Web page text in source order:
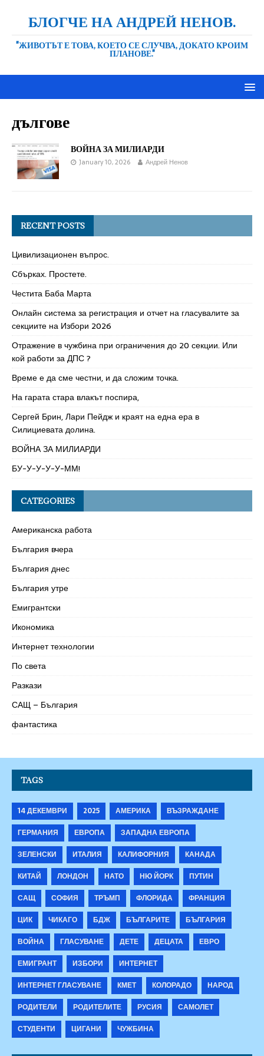
БЛОГЧЕ НА АНДРЕЙ НЕНОВ.
"ЖИВОТЪТ Е ТОВА, КОЕТО СЕ СЛУЧВА, ДОКАТО КРОИМ
ПЛАНОВЕ."
дългове
ВОЙНА ЗА МИЛИАРДИ
January 10, 2026 Андрей Ненов
RECENT POSTS
Цивилизационен въпрос.
Сбърках. Простете.
Честита Баба Марта
Онлайн система за регистрация и отчет на гласувалите за
секциите на Избори 2026
Отражение в чужбина при ограничения до 20 секции. Или
кой работи за ДПС ?
Време е да сме честни, и да сложим точка.
На гарата стара влакът поспира,
Сергей Брин, Лари Пейдж и краят на една ера в
Силициевата долина.
ВОЙНА ЗА МИЛИАРДИ
БУ-У-У-У-У-ММ!
CATEGORIES
Американска работа
България вчера
България днес
България утре
Емигрантски
Икономика
Интернет технологии
По света
Разкази
САЩ – България
фантастика
TAGS
14 ДЕКЕМВРИ 2025 АМЕРИКА
ВЪЗРАЖДАНЕ
ГЕРМАНИЯ
ЕВРОПА
ЗАПАДНА ЕВРОПА
ЗЕЛЕНСКИ
ИТАЛИЯ КАЛИФОРНИЯ
КАНАДА
КИТАЙ
ЛОНДОН НАТО НЮ ЙОРК
ПУТИН
САЩ
СОФИЯ ТРЪМП ФЛОРИДА
ФРАНЦИЯ
ЦИК
ЧИКАГО БДЖ БЪЛГАРИТЕ
БЪЛГАРИЯ
ВОЙНА
ГЛАСУВАНЕ ДЕТЕ ДЕЦАТА
ЕВРО
ЕМИГРАНТ
ИЗБОРИ
ИНТЕРНЕТ
ИНТЕРНЕТ ГЛАСУВАНЕ
КМЕТ КОЛОРАДО
НАРОД
РОДИТЕЛИ
РОДИТЕЛИТЕ РУСИЯ
САМОЛЕТ
СТУДЕНТИ
ЦИГАНИ ЧУЖБИНА